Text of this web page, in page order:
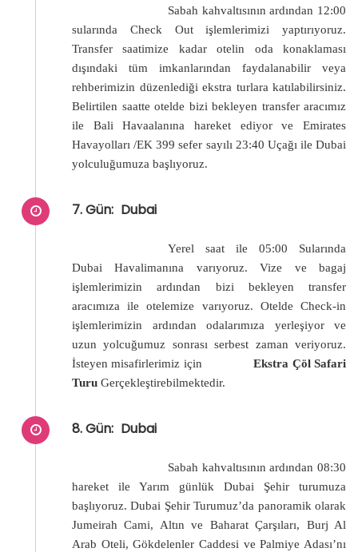
Sabah kahvaltısının ardından 12:00
sularında Check Out işlemlerimizi yaptırıyoruz.
Transfer saatimize kadar otelin oda konaklaması
dışındaki tüm imkanlarından faydalanabilir veya
rehberimizin düzenlediği ekstra turlara katılabilirsiniz.
Belirtilen saatte otelde bizi bekleyen transfer aracımız
ile Bali Havaalanına hareket ediyor ve Emirates
Havayolları /EK 399 sefer sayılı 23:40 Uçağı ile Dubai
yolculuğumuza başlıyoruz.
7. Gün: Dubai
Yerel saat ile 05:00 Sularında
Dubai Havalimanına varıyoruz. Vize ve bagaj
işlemlerimizin ardından bizi bekleyen transfer
aracımıza ile otelemize varıyoruz. Otelde Check-in
işlemlerimizin ardından odalarımıza yerleşiyor ve
uzun yolcuğumuz sonrası serbest zaman veriyoruz.
İsteyen misafirlerimiz için
Ekstra Çöl Safari
Turu Gerçekleştirebilmektedir.
8. Gün: Dubai
Sabah kahvaltısının ardından 08:30
hareket ile Yarım günlük Dubai Şehir turumuza
başlıyoruz. Dubai Şehir Turumuz’da panoramik olarak
Jumeirah Cami, Altın ve Baharat Çarşıları, Burj Al
Arab Oteli, Gökdelenler Caddesi ve Palmiye Adası’nı